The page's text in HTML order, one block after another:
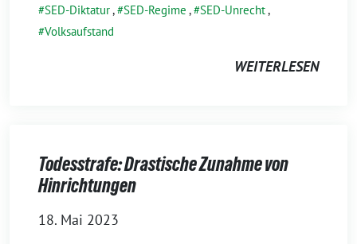
SED-Diktatur, SED-Regime , SED-Unrecht,
Volksaufstand
WEITERLESEN
Todesstrafe: Drastische Zunahme von
Hinrichtungen
18. Mai 2023